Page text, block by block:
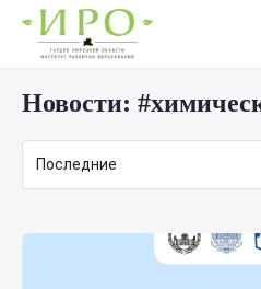
Новости:
Последние